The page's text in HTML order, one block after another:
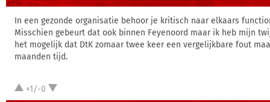
In een gezonde organisatie behoor je kritisch naar elkaars
Misschien gebeurt dat ook binnen Feyenoord maar ik heb mijn
het mogelijk dat DtK zomaar twee keer een vergelijkbare fout
maanden tijd.
+1/-0